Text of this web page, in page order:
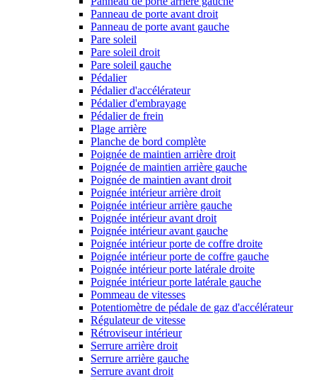
Panneau de porte avant droit
Panneau de porte avant gauche
Pare soleil
Pare soleil droit
Pare soleil gauche
Pédalier
Pédalier d'accélérateur
Pédalier d'embrayage
Pédalier de frein
Plage arrière
Planche de bord complète
Poignée de maintien arrière droit
Poignée de maintien arrière gauche
Poignée de maintien avant droit
Poignée intérieur arrière droit
Poignée intérieur arrière gauche
Poignée intérieur avant droit
Poignée intérieur avant gauche
Poignée intérieur porte de coffre droite
Poignée intérieur porte de coffre gauche
Poignée intérieur porte latérale droite
Poignée intérieur porte latérale gauche
Pommeau de vitesses
Potentiomètre de pédale de gaz d'accélérateur
Régulateur de vitesse
Rétroviseur intérieur
Serrure arrière droit
Serrure arrière gauche
Serrure avant droit